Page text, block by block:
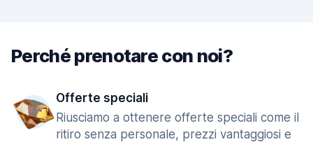
Perché prenotare con noi?
Offerte speciali
Riusciamo a ottenere offerte speciali come il
ritiro senza personale, prezzi vantaggiosi e